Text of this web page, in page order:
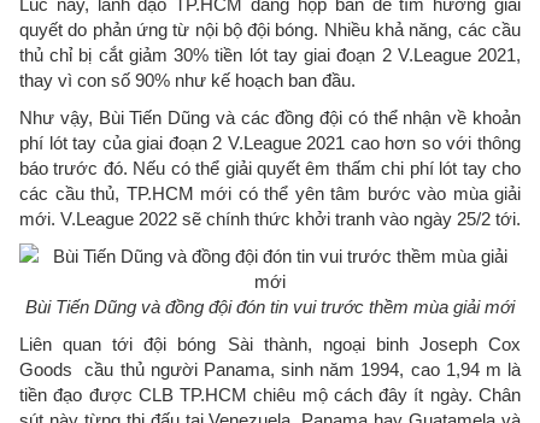
Lúc này, lãnh đạo TP.HCM đang họp bàn để tìm hướng giải
quyết do phản ứng từ nội bộ đội bóng. Nhiều khả năng, các cầu
thủ chỉ bị cắt giảm 30% tiền lót tay giai đoạn 2 V.League 2021,
thay vì con số 90% như kế hoạch ban đầu.
Như vậy, Bùi Tiến Dũng và các đồng đội có thể nhận về khoản
phí lót tay của giai đoạn 2 V.League 2021 cao hơn so với thông
báo trước đó. Nếu có thể giải quyết êm thấm chi phí lót tay cho
các cầu thủ, TP.HCM mới có thể yên tâm bước vào mùa giải
mới. V.League 2022 sẽ chính thức khởi tranh vào ngày 25/2 tới.
Bùi Tiến Dũng và đồng đội đón tin vui trước thềm mùa giải mới
Liên quan tới đội bóng Sài thành, ngoại binh Joseph Cox
Goods cầu thủ người Panama, sinh năm 1994, cao 1,94 m là
tiền đạo được CLB TP.HCM chiêu mộ cách đây ít ngày. Chân